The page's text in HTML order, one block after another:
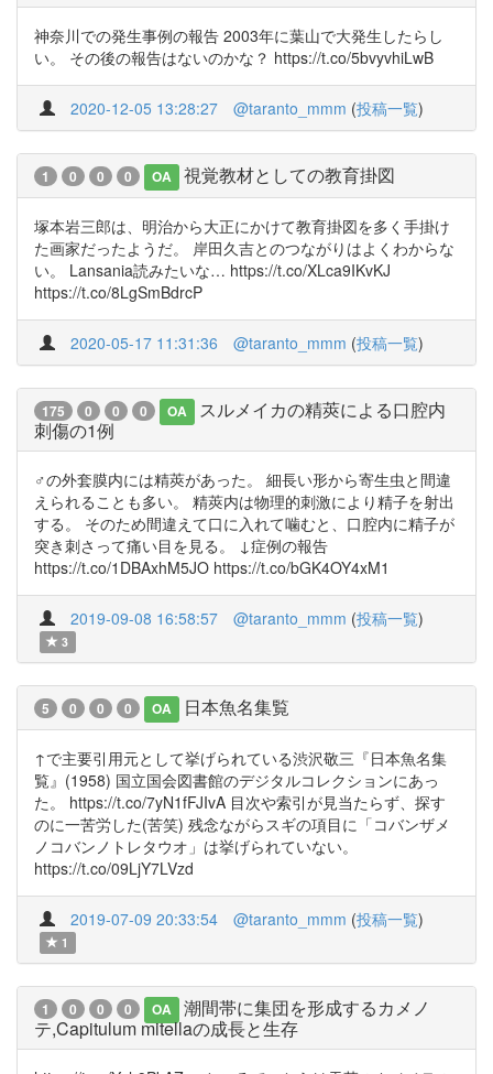
神奈川での発生事例の報告 2003年に葉山で大発生したらし
い。 その後の報告はないのかな？ https://t.co/5bvyvhiLwB
2020-12-05 13:28:27 @taranto_mmm (投稿一覧)
1 0 0 0 OA 視覚教材としての教育掛図
塚本岩三郎は、明治から大正にかけて教育掛図を多く手掛け
た画家だったようだ。 岸田久吉とのつながりはよくわからな
い。 Lansania読みたいな… https://t.co/XLca9IKvKJ
https://t.co/8LgSmBdrcP
2020-05-17 11:31:36 @taranto_mmm (投稿一覧)
175 0 0 0 OA
スルメイカの精莢による口腔内
刺傷の1例
♂の外套膜内には精莢があった。 細長い形から寄生虫と間違
えられることも多い。 精莢内は物理的刺激により精子を射出
する。 そのため間違えて口に入れて噛むと、口腔内に精子が
突き刺さって痛い目を見る。 ↓症例の報告
https://t.co/1DBAxhM5JO https://t.co/bGK4OY4xM1
2019-09-08 16:58:57 @taranto_mmm (投稿一覧)
3
5 0 0 0 OA 日本魚名集覧
↑で主要引用元として挙げられている渋沢敬三『日本魚名集
覧』(1958) 国立国会図書館のデジタルコレクションにあっ
た。 https://t.co/7yN1fFJIvA 目次や索引が見当たらず、探す
のに一苦労した(苦笑) 残念ながらスギの項目に「コバンザメ
ノコバンノトレタウオ」は挙げられていない。
https://t.co/09LjY7LVzd
2019-07-09 20:33:54 @taranto_mmm (投稿一覧)
1
1 0 0 0 OA
潮間帯に集団を形成するカメノ
テ,Capitulum mitellaの成長と生存